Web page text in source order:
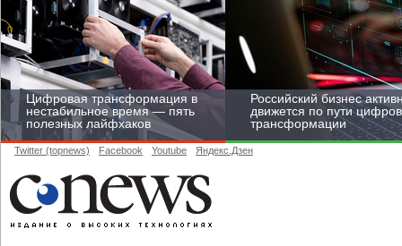
Цифровая трансформация в
нестабильное время — пять
полезных лайфхаков
Российский бизнес
движется по пути
трансформации
Twitter (topnews) Facebook Youtube Яндекс.Дзен